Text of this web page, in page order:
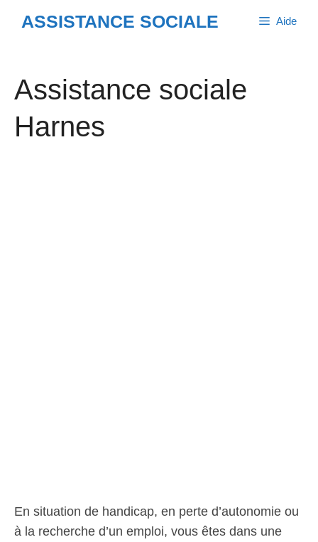
ASSISTANCE SOCIALE Aide
Assistance sociale
Harnes
En situation de handicap, en perte d’autonomie ou
à la recherche d’un emploi, vous êtes dans une